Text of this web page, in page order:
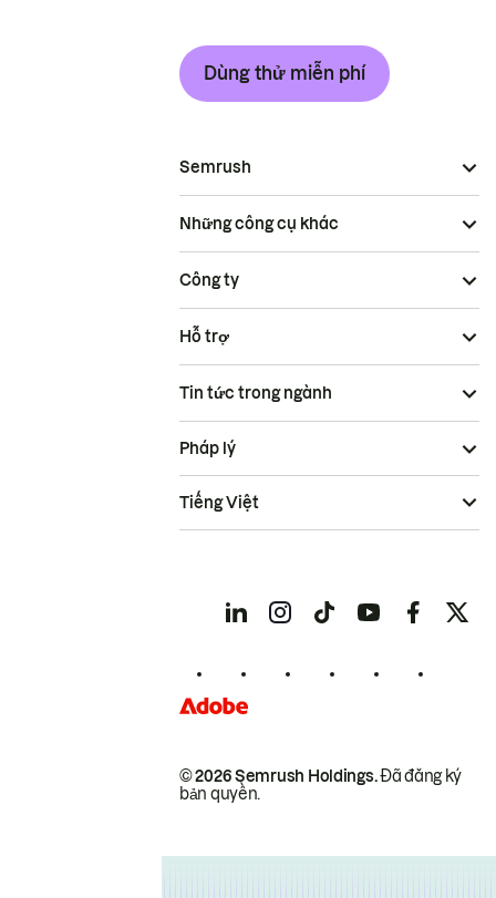
Dùng thử miễn phí
Semrush
Những công cụ khác
Công ty
Hỗ trợ
Tin tức trong ngành
© 2026 Semrush Holdings.Đã đăng ký
bản quyền.
Pháp lý
Tiếng Việt